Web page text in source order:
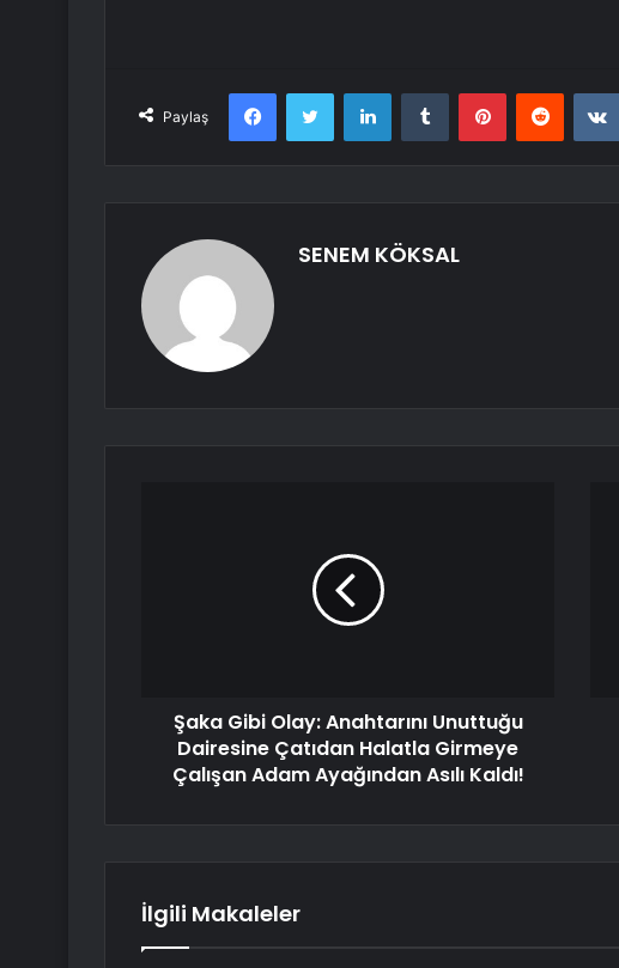
Paylaş
FacebookTwitter LinkedInTumblr PinterestReddit
SENEM KÖKSAL
Şaka Gibi Olay: Anahtarını Unuttuğu
Dairesine Çatıdan Halatla Girmeye
Çalışan Adam Ayağından Asılı Kaldı!
İlgili Makaleler